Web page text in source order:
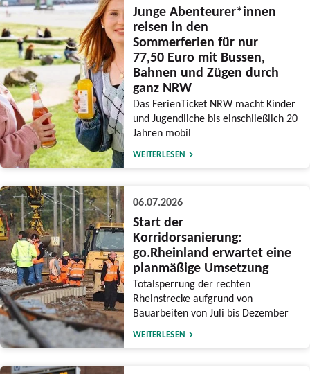
Junge Abenteurer*innen
reisen in den
Sommerferien für nur
77,50 Euro mit Bussen,
Bahnen und Zügen durch
ganz NRW
Das FerienTicket NRW macht Kinder
und Jugendliche bis einschließlich 20
Jahren mobil
WEITERLESEN
06.07.2026
Start der
Korridorsanierung:
go.Rheinland erwartet eine
planmäßige Umsetzung
Totalsperrung der rechten
Rheinstrecke aufgrund von
Bauarbeiten von Juli bis Dezember
WEITERLESEN